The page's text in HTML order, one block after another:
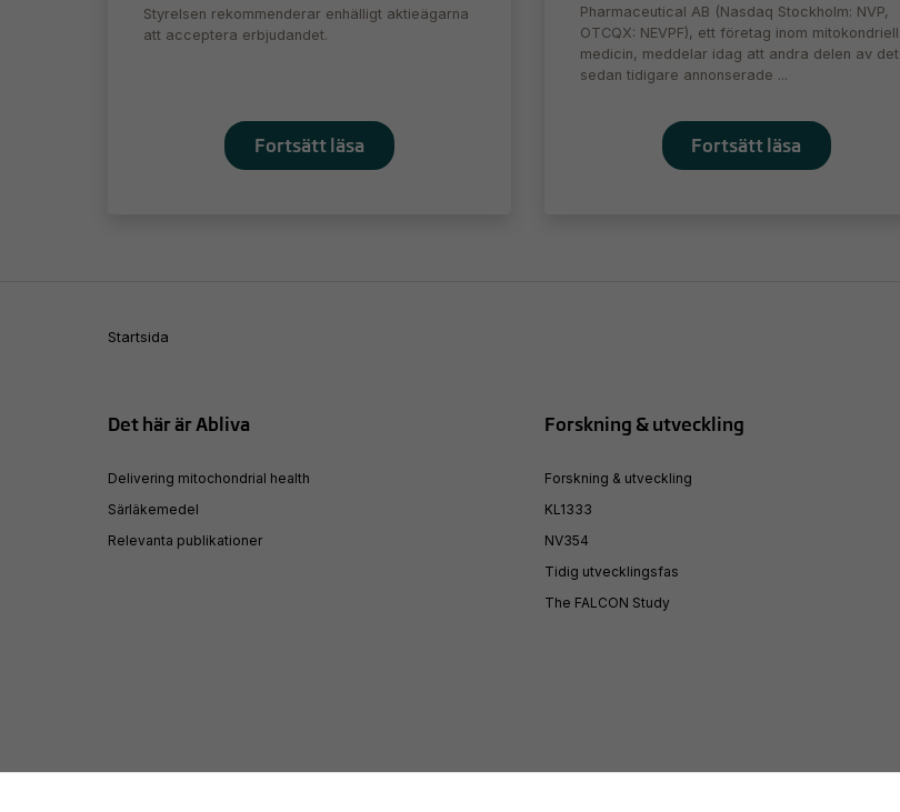
Styrelsen rekommenderar enhälligt aktieägarna
att acceptera erbjudandet.
Fortsätt läsa
Pharmaceutical AB (Nasdaq Stockholm: NVP,
OTCQX: NEVPF), ett företag inom mitokondriell
medicin, meddelar idag att andra delen av det
sedan tidigare annonserade ...
Fortsätt läsa
Startsida
Det här är Abliva
Delivering mitochondrial health
Särläkemedel
Relevanta publikationer
Forskning & utveckling
Forskning & utveckling
KL1333
NV354
Tidig utvecklingsfas
The FALCON Study
fungera.